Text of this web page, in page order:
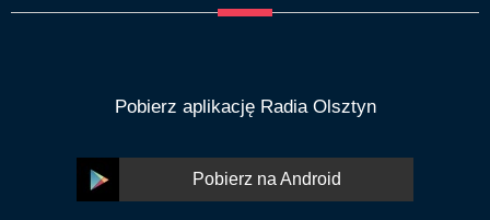
Pobierz aplikację Radia Olsztyn
Pobierz na Android